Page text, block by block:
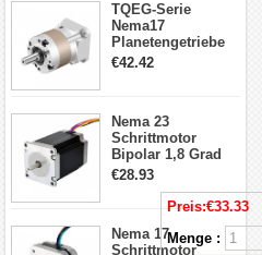
TQEG-Serie
Nema17
Planetengetriebe
5:1 Spiel 15Arc-
€42.42
Nema 23
Schrittmotor
Bipolar 1,8 Grad
2,83Nm 4 A 2,26V
Schrittmotor mit 8
€28.93
Nema 17
Schrittmotor
Preis:€33.33
Menge :